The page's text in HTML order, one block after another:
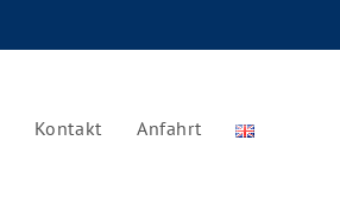
Kontakt Anfahrt